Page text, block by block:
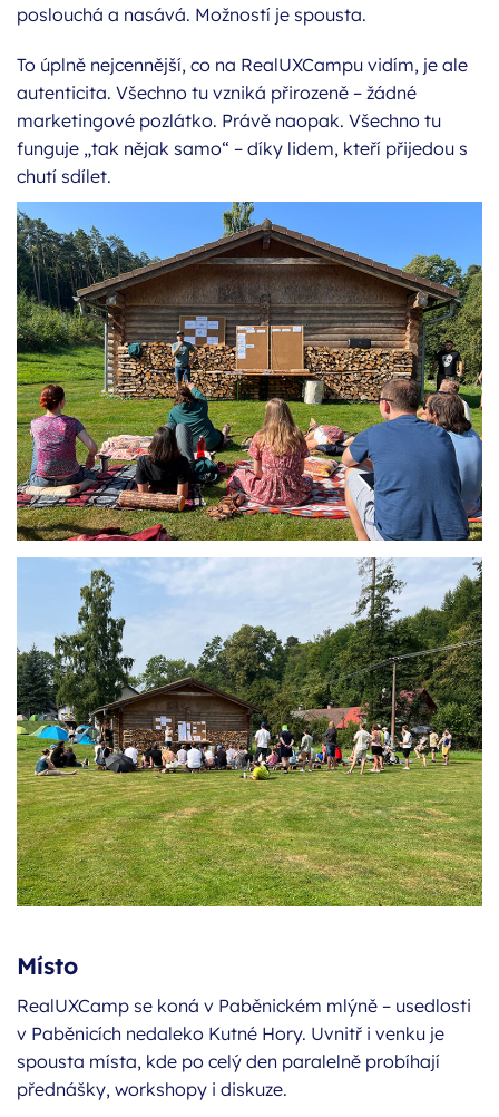
poslouchá a nasává. Možností je spousta.
To úplně nejcennější, co na RealUXCampu vidím, je ale
autenticita. Všechno tu vzniká přirozeně – žádné
marketingové pozlátko. Právě naopak. Všechno tu
funguje „tak nějak samo“ – díky lidem, kteří přijedou s
chutí sdílet.
Místo
RealUXCamp se koná v Paběnickém mlýně – usedlosti
v Paběnicích nedaleko Kutné Hory. Uvnitř i venku je
spousta místa, kde po celý den paralelně probíhají
přednášky, workshopy i diskuze.